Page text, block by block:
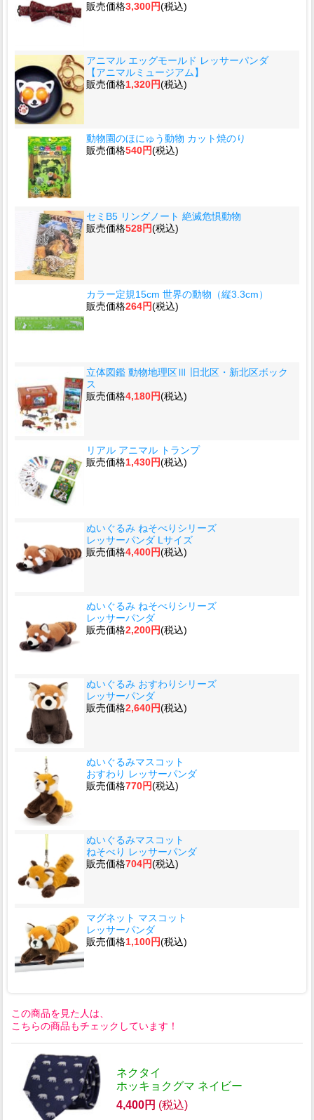
販売価格3,300円(税込)
アニマル エッグモールド レッサーパンダ
【アニマルミュージアム】
販売価格1,320円(税込)
動物園のほにゅう動物 カット焼のり
販売価格540円(税込)
セミB5 リングノート 絶滅危惧動物
販売価格528円(税込)
カラー定規15cm 世界の動物（縦3.3cm）
販売価格264円(税込)
立体図鑑 動物地理区Ⅲ 旧北区・新北区ボック
ス
販売価格4,180円(税込)
リアル アニマル トランプ
販売価格1,430円(税込)
ぬいぐるみ ねそべりシリーズ
レッサーパンダ Lサイズ
販売価格4,400円(税込)
ぬいぐるみ ねそべりシリーズ
レッサーパンダ
販売価格2,200円(税込)
ぬいぐるみ おすわりシリーズ
レッサーパンダ
販売価格2,640円(税込)
ぬいぐるみマスコット
おすわり レッサーパンダ
販売価格770円(税込)
ぬいぐるみマスコット
ねそべり レッサーパンダ
販売価格704円(税込)
マグネット マスコット
レッサーパンダ
販売価格1,100円(税込)
この商品を見た人は、
こちらの商品もチェックしています！
ネクタイ
ホッキョクグマ ネイビー
4,400円 (税込)